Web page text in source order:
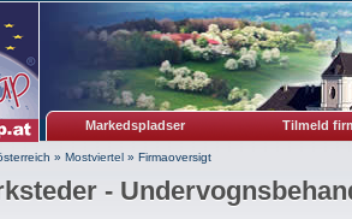
Markedspladser Tilmeld
» Mostviertel» Firmaoversigt
-